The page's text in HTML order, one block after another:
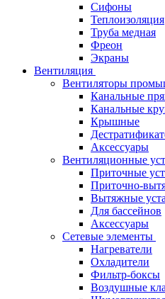
Сифоны
Теплоизоляция
Труба медная
Фреон
Экраны
Вентиляция
Вентиляторы
Канальные
Канальные
Крышные
Аксессуары
Вентиляционные
Приточные
Приточно-
Вытяжные
Для бассейнов
Аксессуары
Сетевые элементы
Нагреватели
Охладители
Фильтр-боксы
Воздушные